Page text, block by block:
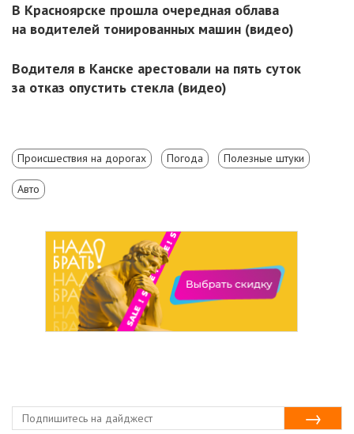
В Красноярске прошла очередная облава
на водителей тонированных машин (видео)
Водителя в Канске арестовали на пять суток
за отказ опустить стекла (видео)
Происшествия на дорогах Погода Полезные штуки
Авто